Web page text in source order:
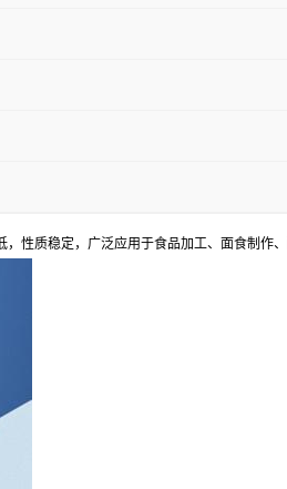
性质稳定，广泛应用于食品加工、面食制作